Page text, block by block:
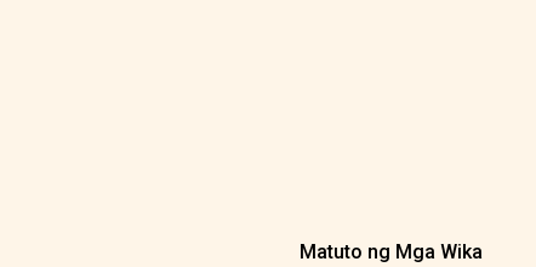
Matuto ng Mga Wika